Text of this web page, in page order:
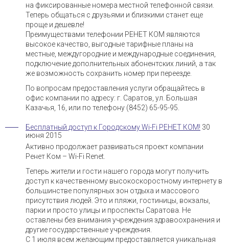
на фиксированные номера местной телефонной связи.
Теперь общаться с друзьями и близкими станет еще
проще и дешевле!
Преимуществами телефонии РЕНЕТ КОМ являются
высокое качество, выгодные тарифные планы на
местные, междугородние и международные соединения,
подключение дополнительных абонентских линий, а так
же возможность сохранить номер при переезде.
По вопросам предоставления услуги обращайтесь в
офис компании по адресу: г. Саратов, ул. Большая
Казачья, 16, или по телефону (8452) 65-95-95.
Бесплатный доступ к Городскому Wi-Fi РЕНЕТ КОМ! 30
июня 2015
Активно продолжает развиваться проект компании
Ренет Ком – Wi-Fi Renet.
Теперь жители и гости нашего города могут получить
доступ к качественному высокоскоростному интернету в
большинстве популярных зон отдыха и массового
присутствия людей. Это и пляжи, гостиницы, вокзалы,
парки и просто улицы и проспекты Саратова. Не
оставлены без внимания учреждения здравоохранения и
другие государственные учреждения.
С 1 июля всем желающим предоставляется уникальная